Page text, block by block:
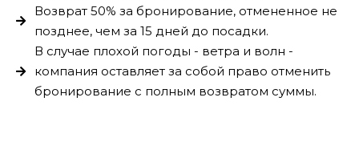
Возврат 50% за бронирование, отмененное не
позднее, чем за 15 дней до посадки.
В случае плохой погоды - ветра и волн -
компания оставляет за собой право отменить
бронирование с полным возвратом суммы.